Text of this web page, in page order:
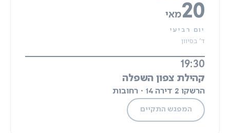
20מאי
יום רביעי
ד' בסיוון
19:30
קהילת צפון השפלה
הרשקו 2 דירה 14 · רחובות
המפגש התקיים